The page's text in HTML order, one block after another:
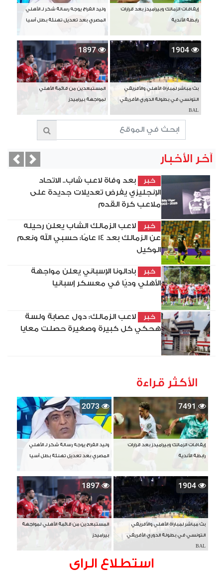
إيقافات الزمالك وبيراميدز بعد قرارات
رابطة الأندية
وليد الفراج يوجه رسالة شكر لـ الأهلي
المصري بعد تعديل تهنئة بطل آسيا
1904
بث مباشر لمباراة الأهلي والأفريقي
التونسي في بطولة الدوري الأفريقي
BAL
1897
المستبعدين من قائمة الأهلي
لمواجهة بيراميدز
آخر الأخبار
خبر
بعد وفاة لاعب شاب.. الاتحاد
الإنجليزي يفرض تعديلات جديدة على
ملاعب كرة القدم
خبر
لاعب الزمالك الشاب يعلن رحيله
عن الزمالك بعد 14 عامًا: حسبي الله ونعم
الوكيل
خبر
بادالونا الإسباني يعلن مواجهة
الأهلي وديًا في معسكر إسبانيا
خبر
لاعب الزمالك: دول عصابة ولسة
هحكي كل كبيرة وصغيرة حصلت معايا
Next
الأكثر قراءة
7491
إيقافات الزمالك وبيراميدز بعد قرارات
رابطة الأندية
2073
وليد الفراج يوجه رسالة شكر لـ الأهلي
المصري بعد تعديل تهنئة بطل آسيا
1904
بث مباشر لمباراة الأهلي والأفريقي
التونسي في بطولة الدوري الأفريقي
BAL
1897
المستبعدين من قائمة الأهلي لمواجهة
بيراميدز
استطلاع الراى